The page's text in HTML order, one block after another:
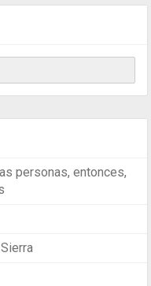
personas, entonces,